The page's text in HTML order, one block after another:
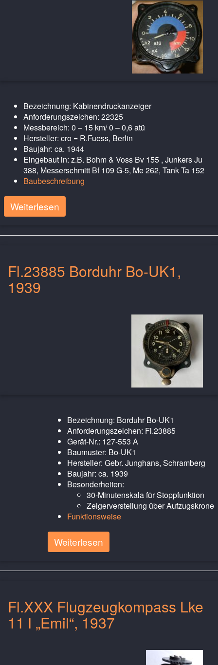
Bezeichnung: Kabinendruckanzeiger
Anforderungszeichen: 22325
Messbereich: 0 – 15 km/ 0 – 0,6 atü
Hersteller: cro = R.Fuess, Berlin
Baujahr: ca. 1944
Eingebaut in: z.B. Bohm & Voss Bv 155 , Junkers Ju
388, Messerschmitt Bf 109 G-5, Me 262, Tank Ta 152
Baubeschreibung
Weiterlesen
Fl.23885 Borduhr Bo-UK1,
1939
Bezeichnung: Borduhr Bo-UK1
Anforderungszeichen: Fl.23885
Gerät-Nr.: 127-553 A
Baumuster: Bo-UK1
Hersteller: Gebr. Junghans, Schramberg
Baujahr: ca. 1939
Besonderheiten:
30-Minutenskala für Stoppfunktion
Zeigerverstellung über Aufzugskrone
Funktionsweise
Weiterlesen
Fl.XXX Flugzeugkompass Lke
11 l „Emil“, 1937